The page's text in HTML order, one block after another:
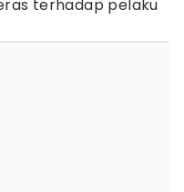
terhadap pelaku